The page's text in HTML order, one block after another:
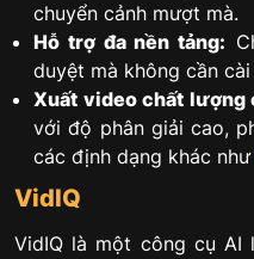
chuyển cảnh mượt mà.
Hỗ trợ đa nền tảng:
duyệt mà không cần
Xuất video chất lượng
với độ phân giải cao,
các định dạng khác như
VidIQ
VidIQ là một công cụ AI